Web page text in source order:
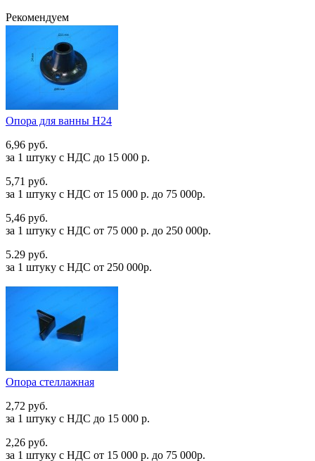
Рекомендуем
Опора для ванны Н24
6,96 руб.
за 1 штуку c НДС до 15 000 р.
5,71 руб.
за 1 штуку c НДС от 15 000 р. до 75 000р.
5,46 руб.
за 1 штуку c НДС от 75 000 р. до 250 000р.
5.29 руб.
за 1 штуку c НДС от 250 000р.
Опора стеллажная
2,72 руб.
за 1 штуку c НДС до 15 000 р.
2,26 руб.
за 1 штуку c НДС от 15 000 р. до 75 000р.